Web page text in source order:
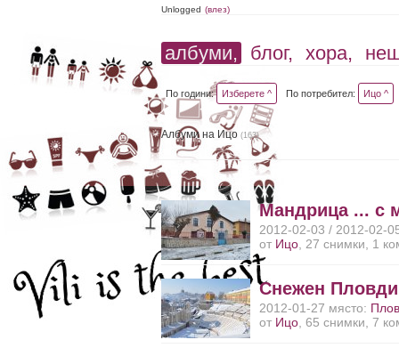
Unlogged (влез)
албуми, блог, хора,
По години: Изберете ^ По потребител: Ицо ^
Албуми на Ицо(163)
Мандрица ... с
2012-02-03 / 2012-02-
от Ицо , 27 снимки, 1
Снежен
2012-01-27 място:
от Ицо , 65 снимки, 7